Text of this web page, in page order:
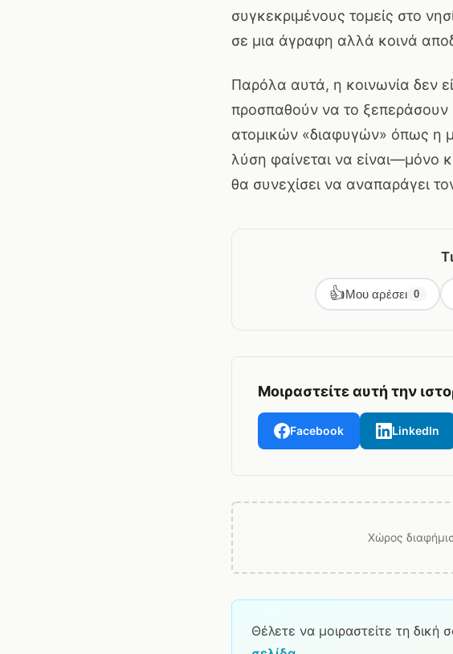
συγκεκριμένους τομείς στο
σε μια άγραφη αλλά κοινά
Παρόλα αυτά, η κοινωνία δεν
προσπαθούν να το ξεπεράσουν
ατομικών «διαφυγών» όπως η
λύση φαίνεται να είναι—μόνο
θα συνεχίσει να αναπαράγει
👍Μου αρέσει 0
Μοιραστείτε αυτή την
Facebook LinkedIn
Χώρος
Θέλετε να μοιραστείτε τη δική